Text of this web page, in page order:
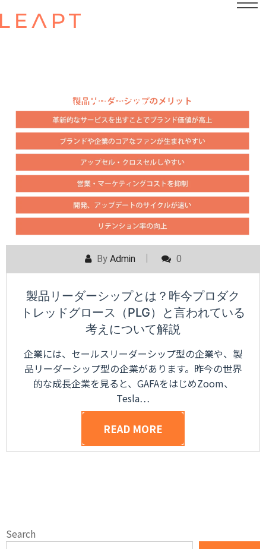
POSTED ONJUNE 20, 2025
By Admin 0
製品リーダーシップとは？昨今プロダク
トレッドグロース（PLG）と言われている
考えについて解説
企業には、セールスリーダーシップ型の企業や、製
品リーダーシップ型の企業があります。昨今の世界
的な成長企業を見ると、GAFAをはじめZoom、
Tesla…
READ MORE
Search